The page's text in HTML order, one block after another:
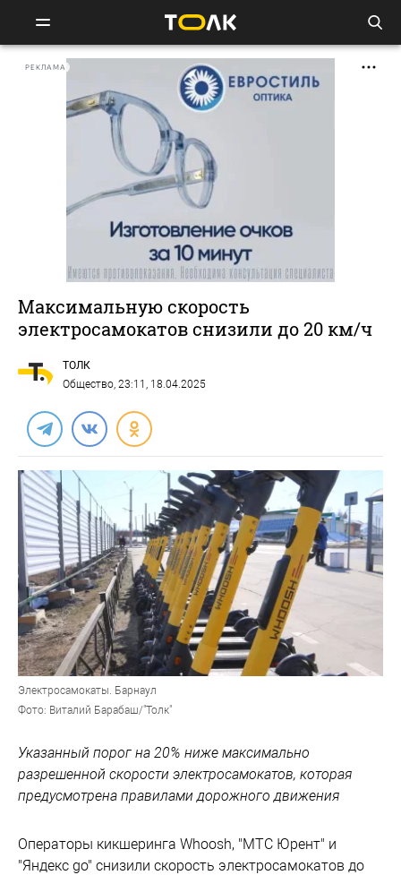
РЕКЛАМА
Максимальную скорость
электросамокатов снизили до 20 км/ч
ТОЛК
Общество, 23:11, 18.04.2025
Электросамокаты. Барнаул
Фото: Виталий Барабаш/"Толк"
Указанный порог на 20% ниже максимально
разрешенной скорости электросамокатов, которая
предусмотрена правилами дорожного движения
Операторы кикшеринга Whoosh, "МТС Юрент" и
"Яндекс go" снизили скорость электросамокатов до